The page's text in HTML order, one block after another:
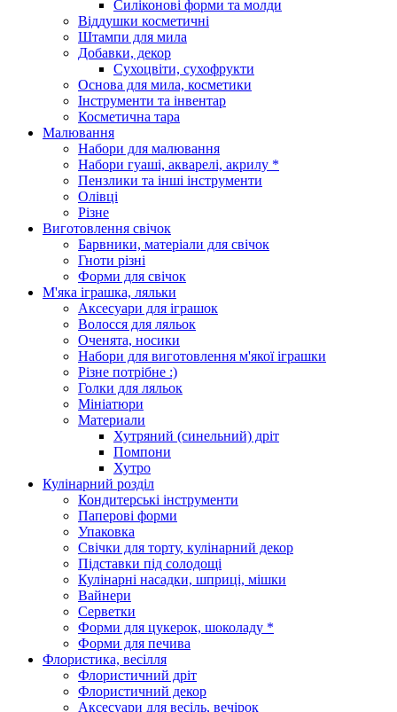
Силіконові форми та молди
Віддушки косметичні
Штампи для мила
Добавки, декор
Сухоцвіти, сухофрукти
Основа для мила, косметики
Інструменти та інвентар
Косметична тара
Малювання
Набори для малювання
Набори гуаші, акварелі, акрилу *
Пензлики та інші інструменти
Олівці
Різне
Виготовлення свічок
Барвники, матеріали для свічок
Гноти різні
Форми для свічок
М'яка іграшка, ляльки
Аксесуари для іграшок
Волосся для ляльок
Оченята, носики
Набори для виготовлення м'якої іграшки
Різне потрібне :)
Голки для ляльок
Мініатюри
Материали
Хутряний (синельний) дріт
Помпони
Хутро
Кулінарний розділ
Кондитерські інструменти
Паперові форми
Упаковка
Свічки для торту, кулінарний декор
Підставки під солодощі
Кулінарні насадки, шприці, мішки
Вайнери
Серветки
Форми для цукерок, шоколаду *
Форми для печива
Флористика, весілля
Флористичний дріт
Флористичний декор
Аксесуари для весіль, вечірок